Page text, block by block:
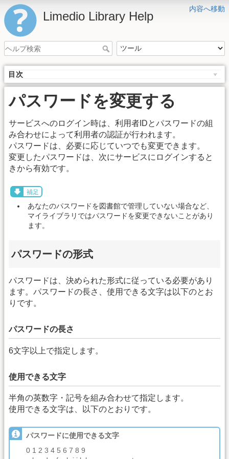
内容へ移動
Limedio Library Help
目次
パスワードを変更する
サービスへのログイン時は、利用者IDとパスワードの組
み合わせによって利用者の認証が行われます。
パスワードは、必要に応じていつでも変更できます。
変更したパスワードは、次にサービスにログインすると
きから有効です。
補足
あなたのパスワードを図書館で管理していない場合など、
マイライブラリではパスワードを変更できないことがあり
ます。
パスワードの形式
パスワードは、決められた形式に従っている必要があり
ます。パスワードの長さ、使用できる文字は以下のとお
りです。
パスワードの長さ
6文字以上で指定します。
使用できる文字
半角の英数字・記号を組み合わせて指定します。
使用できる文字は、以下のとおりです。
パスワードに使用できる文字
0 1 2 3 4 5 6 7 8 9